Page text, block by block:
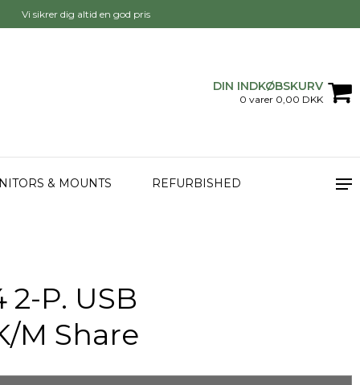
Vi sikrer dig altid en god pris
DIN INDKØBSKURV
0 varer 0,00 DKK
& MOUNTS REFURBISHED
2-P. USB
M Share